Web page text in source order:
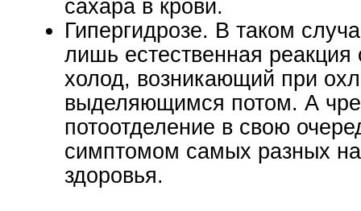
сахара в крови.
Гипергидрозе. В таком
лишь естественная реакция
холод, возникающий при
выделяющимся потом. А
потоотделение в свою
симптомом самых разных
здоровья.